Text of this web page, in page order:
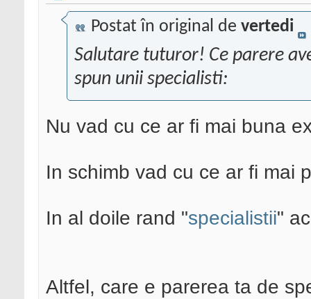
Postat în original de vertedi
Salutare tuturor! Ce parere
spun unii specialisti:
Nu vad cu ce ar fi mai buna
In schimb vad cu ce ar fi mai
In al doile rand "specialistii"
Altfel, care e parerea ta de